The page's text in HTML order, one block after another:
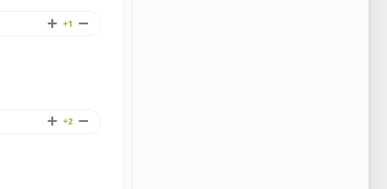
+1
+2